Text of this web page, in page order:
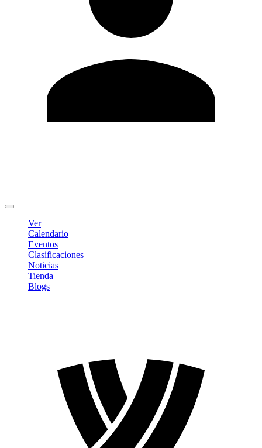
Ver
Calendario
Eventos
Clasificaciones
Noticias
Tienda
Blogs